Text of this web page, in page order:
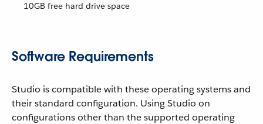
10GB free hard drive space
Software Requirements
Studio is compatible with these operating systems and
their standard configuration. Using Studio on
configurations other than the supported operating